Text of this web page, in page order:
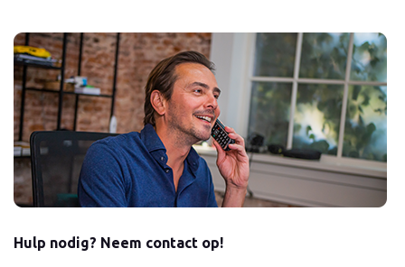
Hulp nodig? Neem contact op!